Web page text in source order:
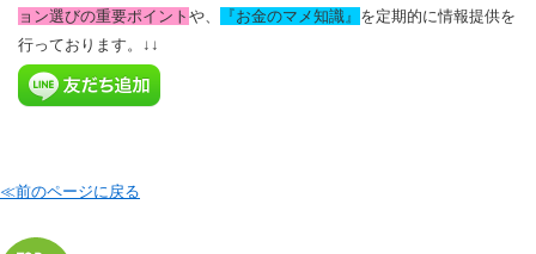
ョン選びの重要ポイント や、 『お金のマメ知識』 を定期的に情報提供を
行っております。 ↓↓
≪前のページに戻る